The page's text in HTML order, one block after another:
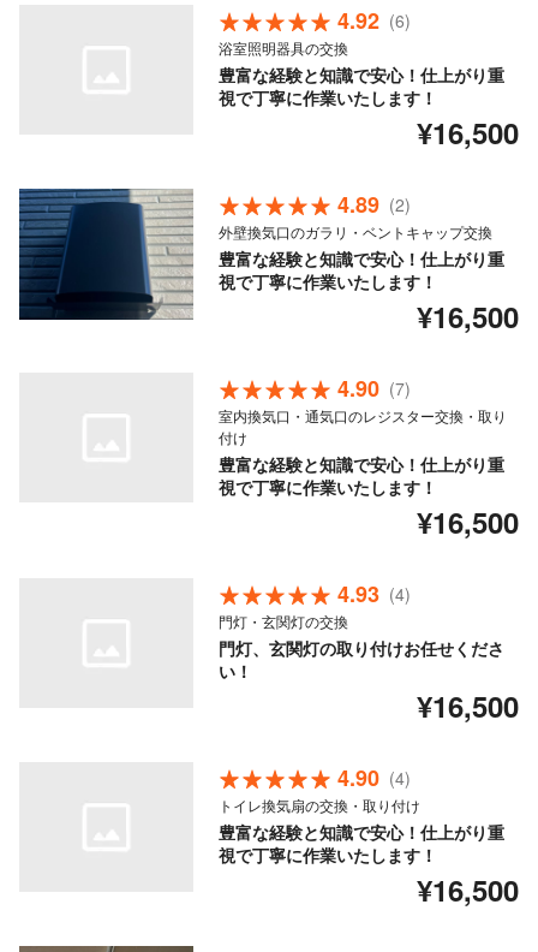
4.92 (6)
浴室照明器具の交換
豊富な経験と知識で安心！仕上がり重
視で丁寧に作業いたします！
¥16,500
4.89 (2)
外壁換気口のガラリ・ベントキャップ交換
豊富な経験と知識で安心！仕上がり重
視で丁寧に作業いたします！
¥16,500
4.90 (7)
室内換気口・通気口のレジスター交換・取り
付け
豊富な経験と知識で安心！仕上がり重
視で丁寧に作業いたします！
¥16,500
4.93 (4)
門灯・玄関灯の交換
門灯、玄関灯の取り付けお任せくださ
い！
¥16,500
4.90 (4)
トイレ換気扇の交換・取り付け
豊富な経験と知識で安心！仕上がり重
視で丁寧に作業いたします！
¥16,500